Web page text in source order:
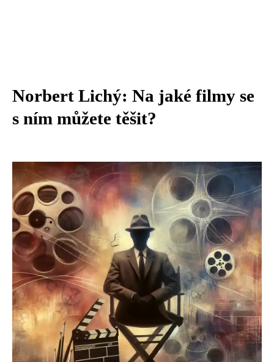
Norbert Lichý: Na jaké filmy se
s ním můžete těšit?